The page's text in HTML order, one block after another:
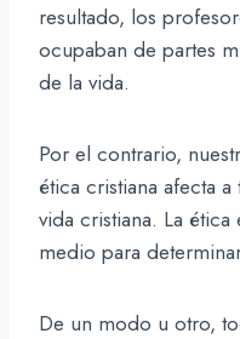
resultado, los
ocupaban de partes
de la vida.
Por el contrario,
ética cristiana afecta
vida cristiana. La
medio para
De un modo u otro,